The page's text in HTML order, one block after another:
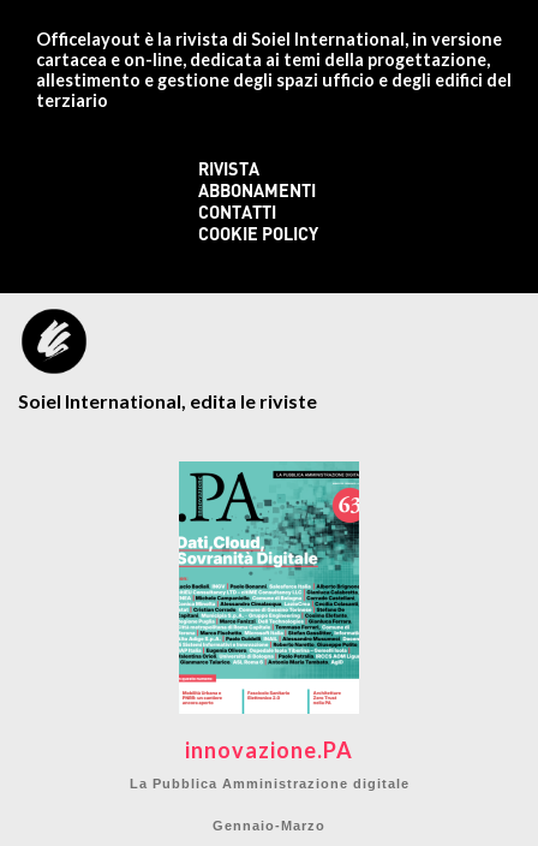
Officelayout è la rivista di Soiel International, in versione
cartacea e on-line, dedicata ai temi della progettazione,
allestimento e gestione degli spazi ufficio e degli edifici del
terziario
RIVISTA
ABBONAMENTI
CONTATTI
COOKIE POLICY
Soiel International, edita le riviste
innovazione.PA
La Pubblica Amministrazione digitale
Gennaio-Marzo